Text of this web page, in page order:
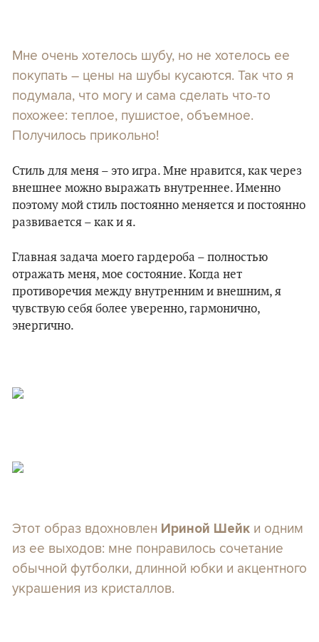
Мне очень хотелось шубу, но не хотелось ее
покупать – цены на шубы кусаются. Так что я
подумала, что могу и сама сделать что-то
похожее: теплое, пушистое, объемное.
Получилось прикольно!
Стиль для меня – это игра. Мне нравится, как через
внешнее можно выражать внутреннее. Именно
поэтому мой стиль постоянно меняется и постоянно
развивается – как и я.
Главная задача моего гардероба – полностью
отражать меня, мое состояние. Когда нет
противоречия между внутренним и внешним, я
чувствую себя более уверенно, гармонично,
энергично.
Этот образ вдохновлен Ириной Шейк и одним
из ее выходов: мне понравилось сочетание
обычной футболки, длинной юбки и акцентного
украшения из кристаллов.